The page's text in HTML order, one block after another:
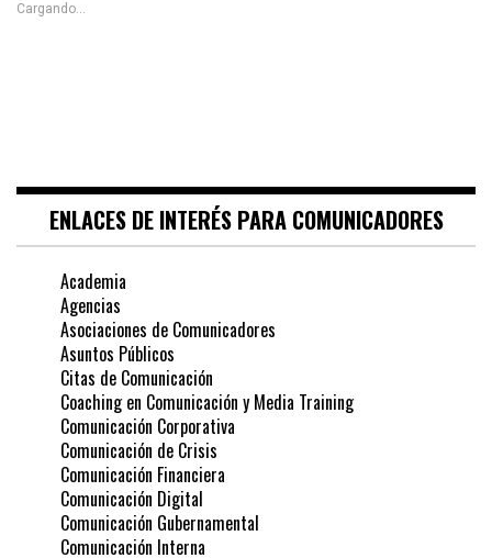
Cargando...
ENLACES DE INTERÉS PARA COMUNICADORES
Academia
Agencias
Asociaciones de Comunicadores
Asuntos Públicos
Citas de Comunicación
Coaching en Comunicación y Media Training
Comunicación Corporativa
Comunicación de Crisis
Comunicación Financiera
Comunicación Digital
Comunicación Gubernamental
Comunicación Interna